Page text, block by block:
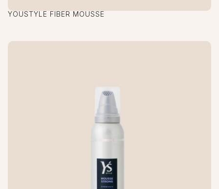
YOUSTYLE FIBER MOUSSE